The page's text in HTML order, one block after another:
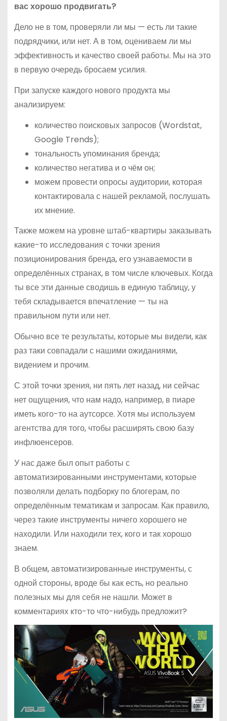
вас хорошо продвигать?
Дело не в том, проверяли ли мы — есть ли такие
подрядчики, или нет. А в том, оцениваем ли мы
эффективность и качество своей работы. Мы на это
в первую очередь бросаем усилия.
При запуске каждого нового продукта мы
анализируем:
количество поисковых запросов (Wordstat,
Google Trends);
тональность упоминания бренда;
количество негатива и о чём он;
можем провести опросы аудитории, которая
контактировала с нашей рекламой, послушать
их мнение.
Также можем на уровне штаб-квартиры заказывать
какие-то исследования с точки зрения
позиционирования бренда, его узнаваемости в
определённых странах, в том числе ключевых. Когда
ты все эти данные сводишь в единую таблицу, у
тебя складывается впечатление — ты на
правильном пути или нет.
Обычно все те результаты, которые мы видели, как
раз таки совпадали с нашими ожиданиями,
видением и прочим.
С этой точки зрения, ни пять лет назад, ни сейчас
нет ощущения, что нам надо, например, в пиаре
иметь кого-то на аутсорсе. Хотя мы используем
агентства для того, чтобы расширять свою базу
инфлюенсеров.
У нас даже был опыт работы с
автоматизированными инструментами, которые
позволяли делать подборку по блогерам, по
определённым тематикам и запросам. Как правило,
через такие инструменты ничего хорошего не
находили. Или находили тех, кого и так хорошо
знаем.
В общем, автоматизированные инструменты, с
одной стороны, вроде бы как есть, но реально
полезных мы для себя не нашли. Может в
комментариях кто-то что-нибудь предложит?